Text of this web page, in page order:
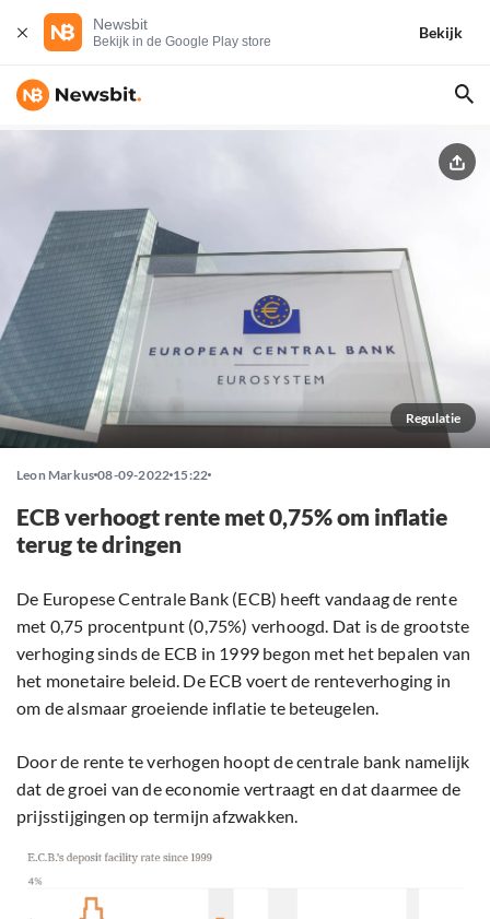
Newsbit
Bekijk in de Google Play store
Bekijk
Regulatie
Leon Markus 08-09-2022 15:22
ECB verhoogt rente met 0,75% om inflatie
terug te dringen
De Europese Centrale Bank (ECB) heeft vandaag de rente
met 0,75 procentpunt (0,75%) verhoogd. Dat is de grootste
verhoging sinds de ECB in 1999 begon met het bepalen van
het monetaire beleid. De ECB voert de renteverhoging in
om de alsmaar groeiende inflatie te beteugelen.
Door de rente te verhogen hoopt de centrale bank namelijk
dat de groei van de economie vertraagt en dat daarmee de
prijsstijgingen op termijn afzwakken.